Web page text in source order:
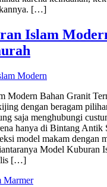
[…]
Islam
Modern Bahan Granit
dengan beragam
saja menghubungi
hanya di Bintang Antik
model makam dengan
Model Kuburan
[…]
Marmer